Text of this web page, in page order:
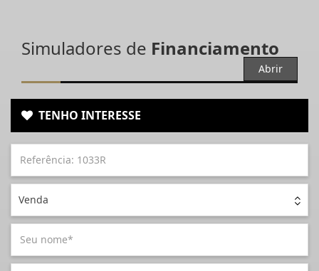
Simuladores de Financiamento
Abrir
TENHO INTERESSE
Venda